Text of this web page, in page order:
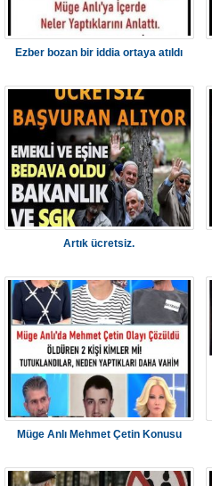
Ezber bozan bir iddia ortaya atıldı
Artık ücretsiz.
Müge Anlı Mehmet Çetin Konusu